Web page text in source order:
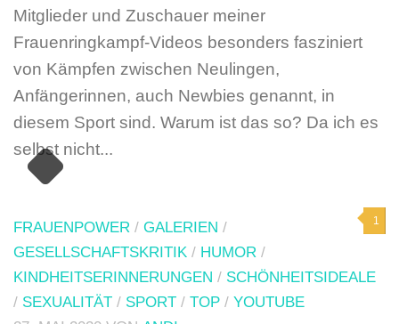
Mitglieder und Zuschauer meiner
Frauenringkampf-Videos besonders fasziniert
von Kämpfen zwischen Neulingen,
Anfängerinnen, auch Newbies genannt, in
diesem Sport sind. Warum ist das so? Da ich es
selbst nicht...
1
FRAUENPOWER / GALERIEN /
GESELLSCHAFTSKRITIK / HUMOR /
KINDHEITSERINNERUNGEN / SCHÖNHEITSIDEALE
/ SEXUALITÄT / SPORT / TOP / YOUTUBE